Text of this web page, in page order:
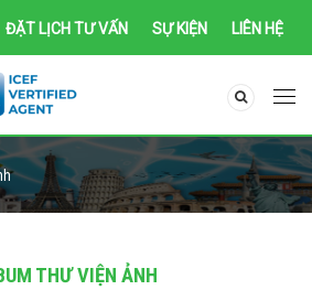
ĐẶT LỊCH TƯ VẤN SỰ KIỆN LIÊN HỆ
THƯ VIỆN ẢNH